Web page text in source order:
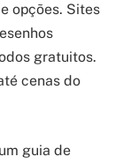
opções. Sites
gratuitos.
cenas do
guia de